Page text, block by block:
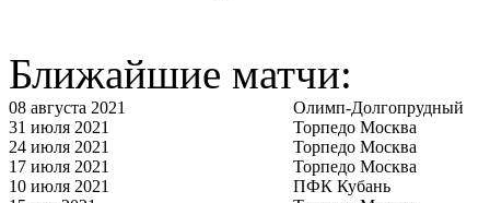
Ближайшие матчи:
08 августа 2021
Олимп-Долгопрудный
31 июля 2021
Торпедо Москва
24 июля 2021
Торпедо Москва
17 июля 2021
Торпедо Москва
10 июля 2021
ПФК Кубань